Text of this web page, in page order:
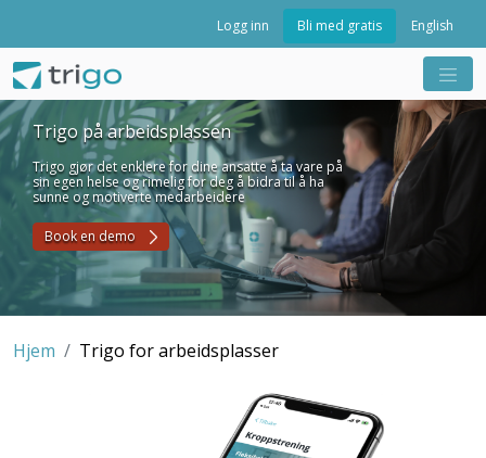
Logg inn Bli med gratis English
Trigo på arbeidsplassen
Trigo gjør det enklere for dine ansatte å ta vare på
sin egen helse og rimelig for deg å bidra til å ha
sunne og motiverte medarbeidere
Book en demo
Hjem Trigo for arbeidsplasser